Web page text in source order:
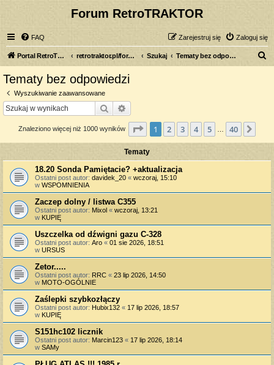
Forum RetroTRAKTOR
FAQ Zaloguj się
Zarejestruj się
Portal RetroTRAKTOR.pl retrotraktor.pl/forum Szukaj Tematy bez odpowiedzi
Tematy bez odpowiedzi
Wyszukiwanie zaawansowane
Szukaj
Znaleziono więcej niż 1000 wyników Strona z40
1 2 3 4 5 40
Tematy
18.20 Sonda Pamiętacie? +aktualizacja
Ostatni post autor: davidek_20 « wczoraj, 15:10
w WSPOMNIENIA
Zaczep dolny / listwa C355
Ostatni post autor: Mixol « wczoraj, 13:21
w KUPIĘ
Uszczelka od dźwigni gazu C-328
Ostatni post autor: Aro « 01 sie 2026, 18:51
w URSUS
Zetor.....
Ostatni post autor: RRC « 23 lip 2026, 14:50
w MOTO-OGÓLNIE
Zaślepki szybkozłączy
Ostatni post autor: Hubix132 « 17 lip 2026, 18:57
w KUPIĘ
S151hc102 licznik
Ostatni post autor: Marcin123 « 17 lip 2026, 18:14
w SAMy